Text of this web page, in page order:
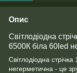
Опис
Світлодіодна
6500К біла 60led
Світлодіодна
негерметична - це